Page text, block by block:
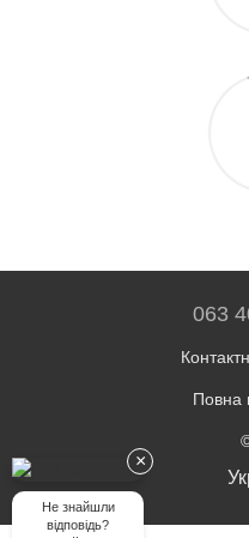
063
Повна
×
Не знайшли
відповідь?